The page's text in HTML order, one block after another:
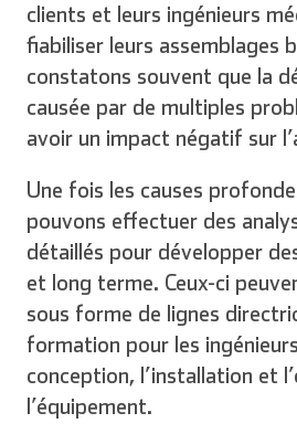
clients et leurs ingénieurs
fiabiliser leurs assemblages
constatons souvent que la
causée par de multiples
avoir un impact négatif sur
Une fois les causes
pouvons effectuer des
détaillés pour développer
et long terme. Ceux-ci
sous forme de lignes
formation pour les
conception, l’installation et
l’équipement.